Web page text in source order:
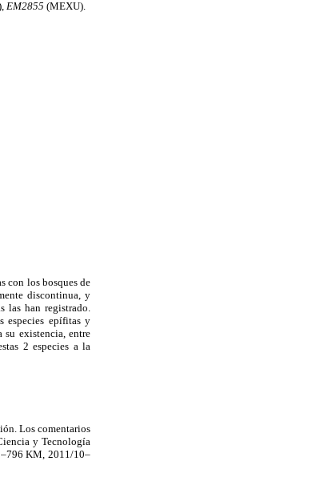
EM2855 (MEXU).
con los bosques de
discontinua, y
las han registrado.
especies epífitas y
su existencia, entre
2 especies a la
Los comentarios
y Tecnología
KM, 2011/10–